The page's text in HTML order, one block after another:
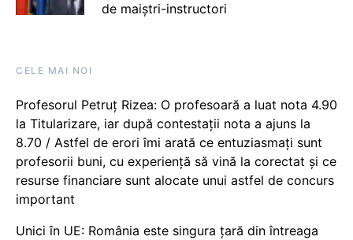
de maiștri-instructori
CELE MAI NOI
Profesorul Petruț Rizea: O profesoară a luat nota 4.90
la Titularizare, iar după contestații nota a ajuns la
8.70 / Astfel de erori îmi arată ce entuziasmați sunt
profesorii buni, cu experiență să vină la corectat și ce
resurse financiare sunt alocate unui astfel de concurs
important
Unici în UE: România este singura țară din întreaga